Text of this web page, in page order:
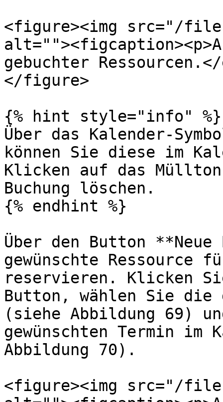
<figure><img src="/files/
gebuchter
</figure>
{% hint style="info" %}
Über das Kalender-
können Sie diese im
Klicken auf das
Buchung löschen.
{% endhint %}
Über den Button **Neue
gewünschte Ressource
reservieren. Klicken
Button, wählen Sie die
(siehe Abbildung 69)
gewünschten Termin im
Abbildung 70).
<figure><img src="/